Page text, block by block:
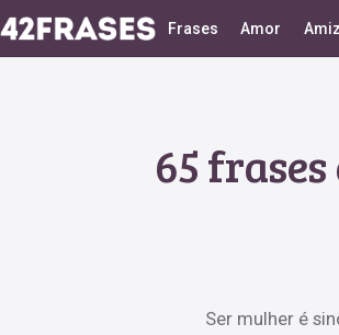
Frases Amor
65
Ser mulher é